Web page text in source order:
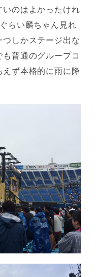
のはよかったけれ
らい麟ちゃん見れ
しかステージ出な
普通のグループコ
ず本格的に雨に降